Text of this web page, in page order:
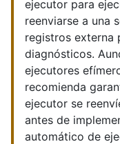
ejecutor para
reenviarse a una
registros externa
diagnósticos.
ejecutores
recomienda
ejecutor se
antes de
automático de